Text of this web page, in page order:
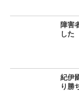
障害
した
紀伊
り勝